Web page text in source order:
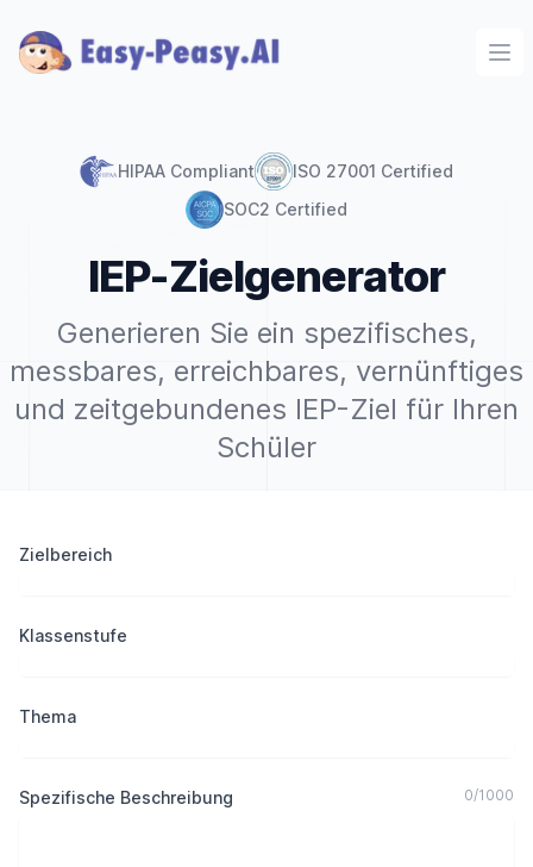
HIPAA Compliant
ISO 27001 Certified
SOC2 Certified
IEP-Zielgenerator
Generieren Sie ein spezifisches,
messbares, erreichbares, vernünftiges
und zeitgebundenes IEP-Ziel für Ihren
Schüler
Zielbereich
Klassenstufe
Thema
Spezifische Beschreibung 0/1000